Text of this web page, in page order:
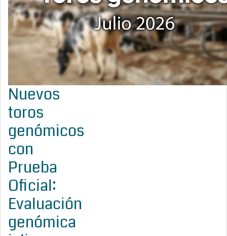
Nuevos
toros
genómicos
con
Prueba
Oficial:
Evaluación
genómica